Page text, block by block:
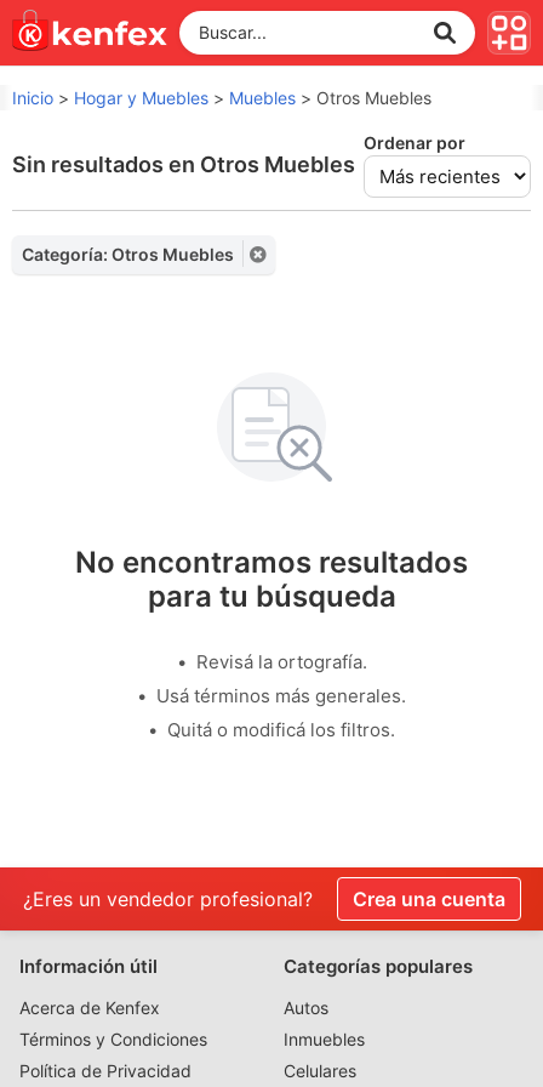
Inicio > Hogar y Muebles > Muebles > Otros Muebles
Sin resultados en Otros Muebles
Ordenar por
Categoría: Otros Muebles
No encontramos resultados
para tu búsqueda
Revisá la ortografía.
Usá términos más generales.
Quitá o modificá los filtros.
¿Eres un vendedor profesional? Crea una cuenta
Información útil
Acerca de Kenfex
Términos y Condiciones
Política de Privacidad
Categorías populares
Autos
Inmuebles
Celulares